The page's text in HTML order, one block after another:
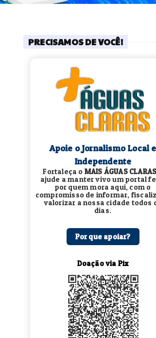
PRECISAMOS DE VOCÊ!
Apoie o Jornalismo Local e
Independente
Fortaleça o MAIS ÁGUAS CLARAS
ajude a manter vivo um portal
por quem mora aqui, com o
compromisso de informar,
valorizar a nossa cidade todos
dias.
Por que apoiar?
Doação via Pix